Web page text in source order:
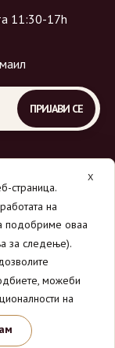
11:30-17h
ДООЕЛ.
X
страница.
на
подобриме оваа
за следење).
можеби
на